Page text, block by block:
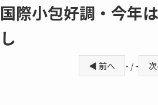
国際小包好調・今年
し
◀ 前へ - / -